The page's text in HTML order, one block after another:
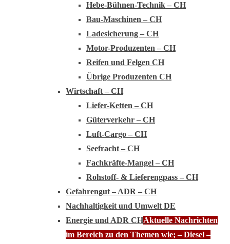
Hebe-Bühnen-Technik – CH
Bau-Maschinen – CH
Ladesicherung – CH
Motor-Produzenten – CH
Reifen und Felgen CH
Übrige Produzenten CH
Wirtschaft – CH
Liefer-Ketten – CH
Güterverkehr – CH
Luft-Cargo – CH
Seefracht – CH
Fachkräfte-Mangel – CH
Rohstoff- & Lieferengpass – CH
Gefahrengut – ADR – CH
Nachhaltigkeit und Umwelt DE
Energie und ADR CHAktuelle Nachrichten
im Bereich zu den Themen wie; – Diesel –